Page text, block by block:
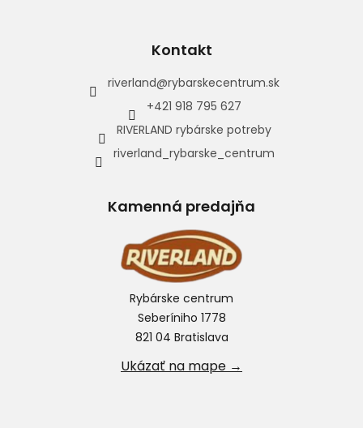
Kontakt
riverland@rybarskecentrum.sk
+421 918 795 627
RIVERLAND rybárske potreby
riverland_rybarske_centrum
Kamenná predajňa
Rybárske centrum
Seberíniho 1778
821 04 Bratislava
Ukázať na mape →